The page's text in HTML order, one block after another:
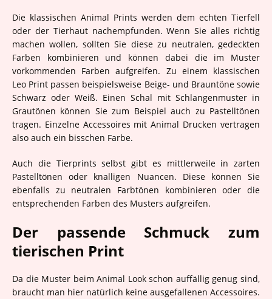
Die klassischen Animal Prints werden dem echten Tierfell
oder der Tierhaut nachempfunden. Wenn Sie alles richtig
machen wollen, sollten Sie diese zu neutralen, gedeckten
Farben kombinieren und können dabei die im Muster
vorkommenden Farben aufgreifen. Zu einem klassischen
Leo Print passen beispielsweise Beige- und Brauntöne sowie
Schwarz oder Weiß. Einen Schal mit Schlangenmuster in
Grautönen können Sie zum Beispiel auch zu Pastelltönen
tragen. Einzelne Accessoires mit Animal Drucken vertragen
also auch ein bisschen Farbe.
Auch die Tierprints selbst gibt es mittlerweile in zarten
Pastelltönen oder knalligen Nuancen. Diese können Sie
ebenfalls zu neutralen Farbtönen kombinieren oder die
entsprechenden Farben des Musters aufgreifen.
Der passende Schmuck zum
tierischen Print
Da die Muster beim Animal Look schon auffällig genug sind,
braucht man hier natürlich keine ausgefallenen Accessoires.